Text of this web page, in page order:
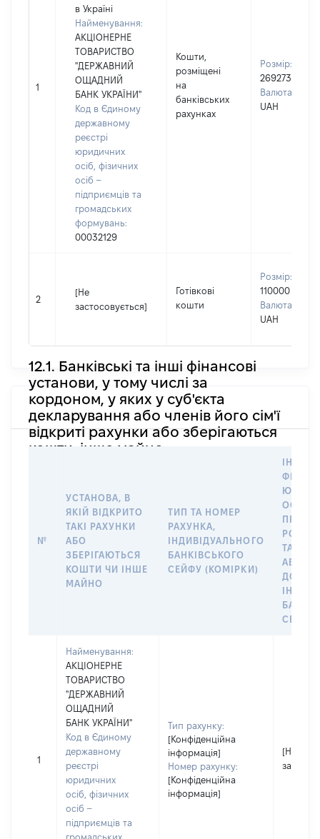
1
в Україні
Найменування:
АКЦІОНЕРНЕ
ТОВАРИСТВО
"ДЕРЖАВНИЙ
ОЩАДНИЙ
БАНК УКРАЇНИ"
Код в Єдиному
державному
реєстрі
юридичних
осіб, фізичних
осіб –
підприємців та
громадських
формувань:
00032129
Кошти,
розміщені
на
банківських
рахунках
Розмір:
269273
Валюта:
UAH
2
[Не
застосовується]
Готівкові
кошти
Розмір:
110000
Валюта:
UAH
12.1. Банківські та інші фінансові
установи, у тому числі за
кордоном, у яких у суб'єкта
декларування або членів його сім'ї
відкриті рахунки або зберігаються
кошти, інше майно
№
УСТАНОВА, В
ЯКІЙ ВІДКРИТО
ТАКІ РАХУНКИ
АБО
ЗБЕРІГАЮТЬСЯ
КОШТИ ЧИ ІНШЕ
МАЙНО
ТИП ТА НОМЕР
РАХУНКА,
ІНДИВІДУАЛЬНОГО
БАНКІВСЬКОГО
СЕЙФУ (КОМІРКИ)
ПРАВО
ТАКИМ
АБО
ДО
СЕЙФУ
1
Найменування:
АКЦІОНЕРНЕ
ТОВАРИСТВО
"ДЕРЖАВНИЙ
ОЩАДНИЙ
БАНК УКРАЇНИ"
Код в Єдиному
державному
реєстрі
юридичних
осіб, фізичних
осіб –
підприємців та
громадських
Тип рахунку:
[Конфіденційна
інформація]
Номер рахунку:
[Конфіденційна
інформація]
[Не